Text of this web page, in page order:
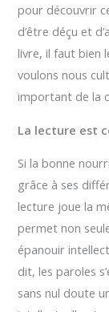
pour découvrir
d’être déçu et
livre, il faut bien
voulons nous
important de la
La lecture est
Si la bonne
grâce à ses
lecture joue la
permet non
épanouir
dit, les paroles
sans nul doute